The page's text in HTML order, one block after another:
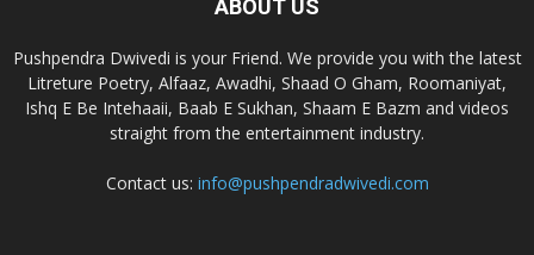
ABOUT US
Pushpendra Dwivedi is your Friend. We provide you with the latest
Litreture Poetry, Alfaaz, Awadhi, Shaad O Gham, Roomaniyat,
Ishq E Be Intehaaii, Baab E Sukhan, Shaam E Bazm and videos
straight from the entertainment industry.
Contact us: info@pushpendradwivedi.com